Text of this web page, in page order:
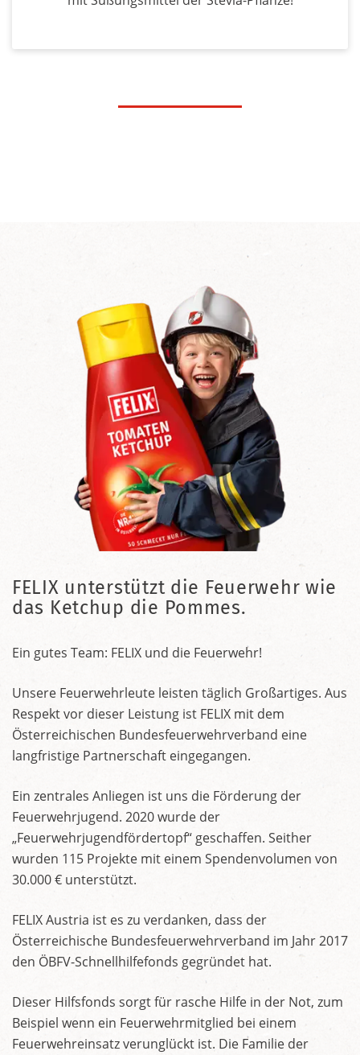
FELIX unterstützt die Feuerwehr wie
das Ketchup die Pommes.
Ein gutes Team: FELIX und die Feuerwehr!
Unsere Feuerwehrleute leisten täglich Großartiges. Aus
Respekt vor dieser Leistung ist FELIX mit dem
Österreichischen Bundesfeuerwehrverband eine
langfristige Partnerschaft eingegangen.
Ein zentrales Anliegen ist uns die Förderung der
Feuerwehrjugend. 2020 wurde der
„Feuerwehrjugendfördertopf“ geschaffen. Seither
wurden 115 Projekte mit einem Spendenvolumen von
30.000 € unterstützt.
FELIX Austria ist es zu verdanken, dass der
Österreichische Bundesfeuerwehrverband im Jahr 2017
den ÖBFV-Schnellhilfefonds gegründet hat.
Dieser Hilfsfonds sorgt für rasche Hilfe in der Not, zum
Beispiel wenn ein Feuerwehrmitglied bei einem
Feuerwehreinsatz verunglückt ist. Die Familie der